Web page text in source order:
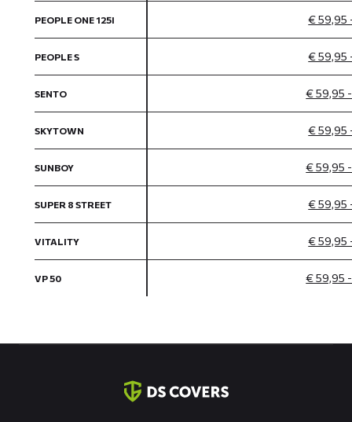
PEOPLE ONE 125I € 59,95
PEOPLE S € 59,95
SENTO € 59,95
SKYTOWN € 59,95
SUNBOY € 59,95
SUPER 8 STREET € 59,95
VITALITY € 59,95
VP 50 € 59,95